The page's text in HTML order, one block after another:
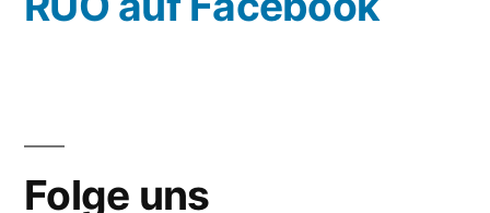
aus…
Folge uns